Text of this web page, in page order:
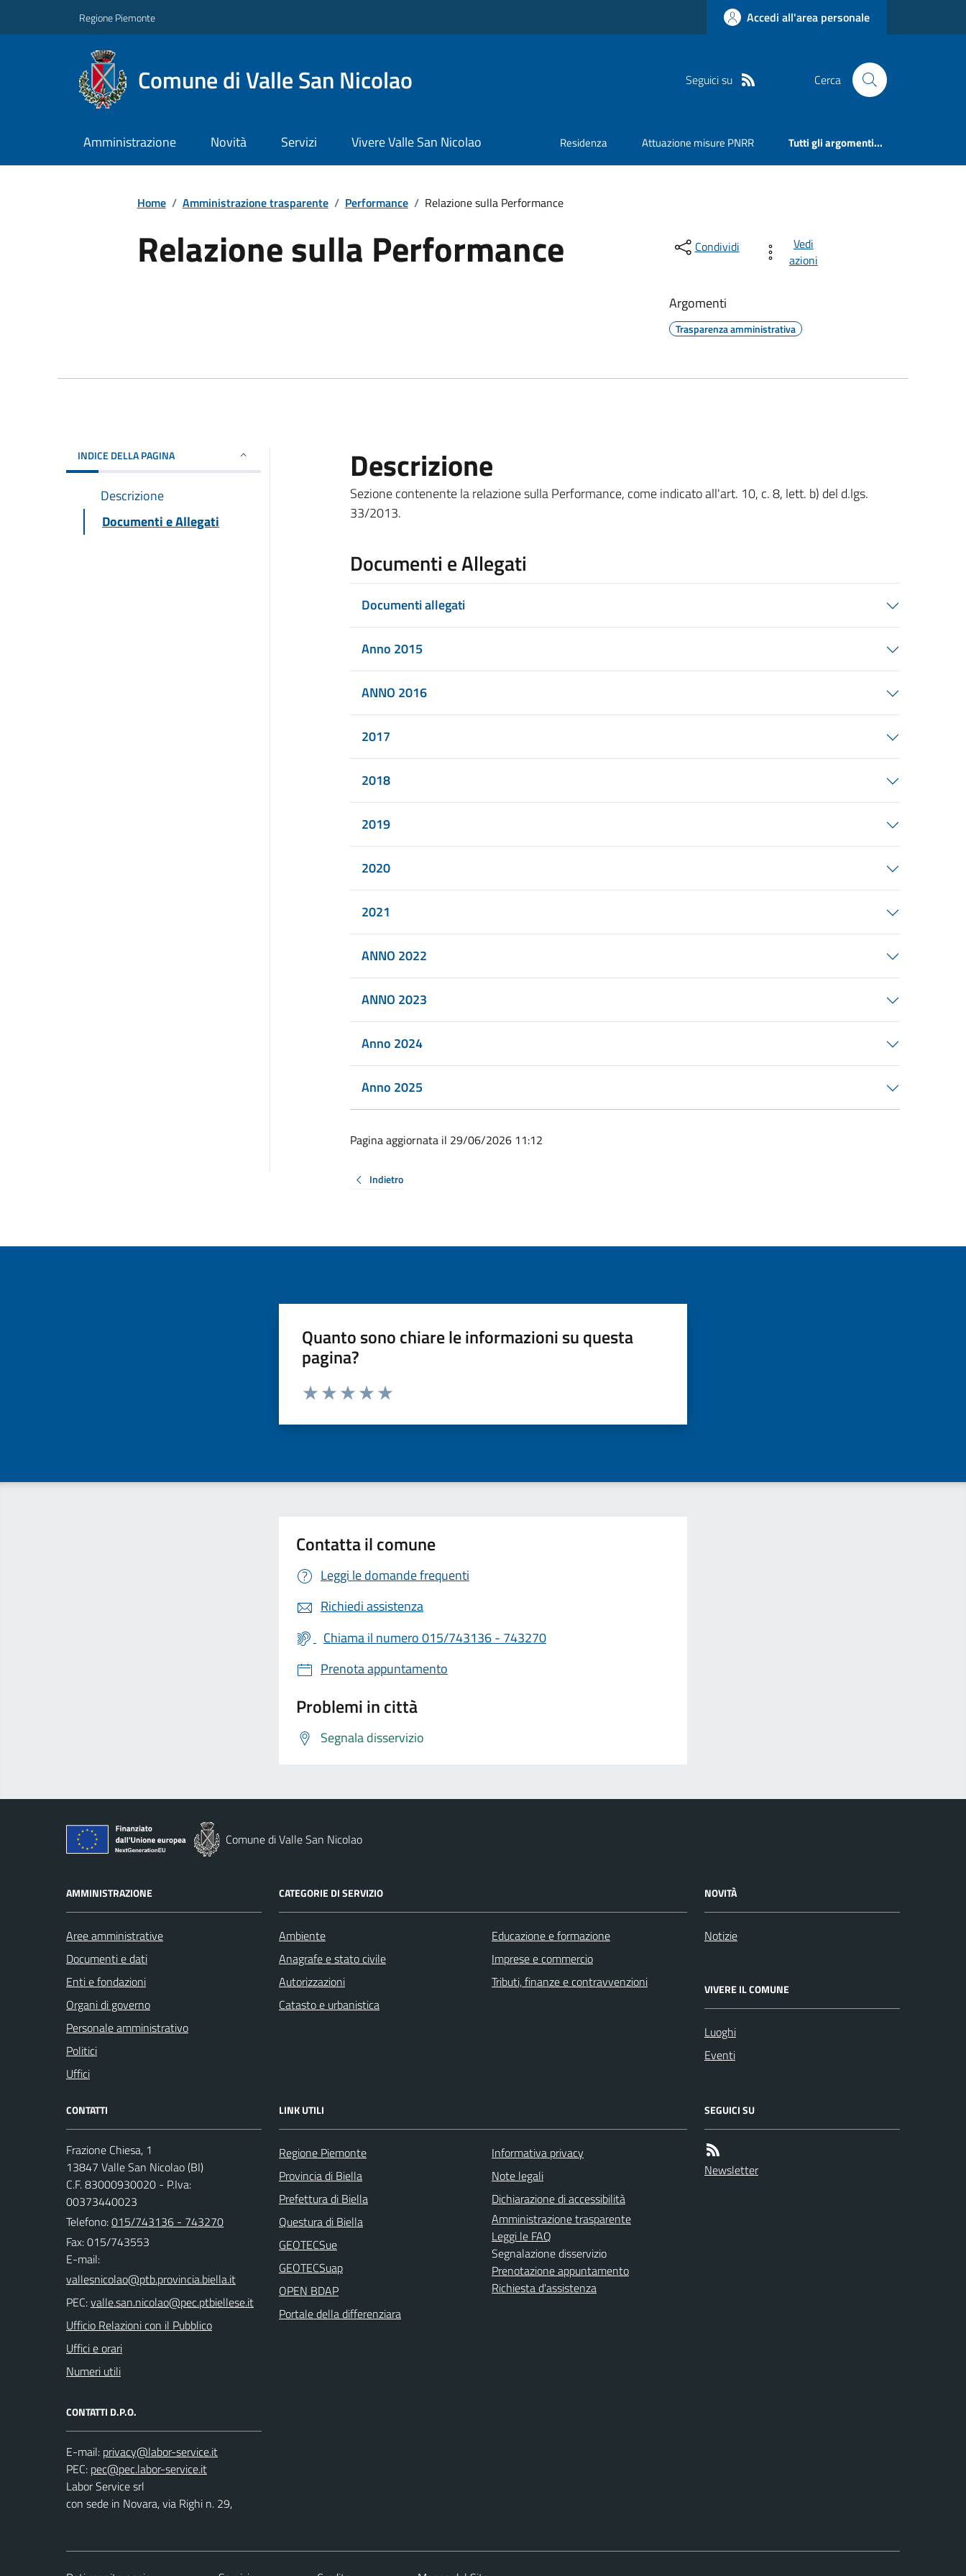
Regione Piemonte Accedi all'area personale
Comune di Valle San Nicolao Seguici su Cerca
Amministrazione Novità Servizi Vivere Valle San Nicolao Residenza Attuazione misure PNRR Tutti gli argomenti...
Home / Amministrazione trasparente / Performance / Relazione sulla Performance
Relazione sulla Performance Condividi
Vedi
azioni
Argomenti
Trasparenza amministrativa
INDICE DELLA PAGINA
Descrizione
Documenti e Allegati
Descrizione
Sezione contenente la relazione sulla Performance, come indicato all'art. 10, c. 8, lett. b) del d.lgs.
33/2013.
Documenti e Allegati
Documenti allegati
Anno 2015
ANNO 2016
2017
2018
2019
2020
2021
ANNO 2022
ANNO 2023
Anno 2024
Anno 2025
Pagina aggiornata il 29/06/2026 11:12
Indietro
Quanto sono chiare le informazioni su questa
pagina?
Valuta da 1 a 5 stelle la pagina
Contatta il comune
Leggi le domande frequenti
Richiedi assistenza
Chiama il numero 015/743136 - 743270
Prenota appuntamento
Problemi in città
Segnala disservizio
Comune di Valle San Nicolao
AMMINISTRAZIONE
Aree amministrative
Documenti e dati
Enti e fondazioni
Organi di governo
Personale amministrativo
Politici
Uffici
CATEGORIE DI SERVIZIO
Ambiente
Anagrafe e stato civile
Autorizzazioni
Catasto e urbanistica
Educazione e formazione
Imprese e commercio
Tributi, finanze e contravvenzioni
NOVITÀ
Notizie
VIVERE IL COMUNE
Luoghi
Eventi
CONTATTI
Frazione Chiesa, 1
13847 Valle San Nicolao (BI)
C.F. 83000930020 - P.Iva:
00373440023
Telefono:015/743136 - 743270
Fax: 015/743553
E-mail:
PEC:
Ufficio Relazioni con il Pubblico
Uffici e orari
Numeri utili
CONTATTI D.P.O.
E-mail:
PEC:
Labor Service srl
con sede in Novara, via Righi n. 29,
LINK UTILI
Regione Piemonte
Provincia di Biella
Prefettura di Biella
Questura di Biella
GEOTECSue
GEOTECSuap
OPEN BDAP
Portale della differenziara
Informativa privacy
Note legali
Dichiarazione di accessibilità
Amministrazione trasparente
Leggi le FAQ
Segnalazione disservizio
Prenotazione appuntamento
Richiesta d'assistenza
SEGUICI SU
Newsletter